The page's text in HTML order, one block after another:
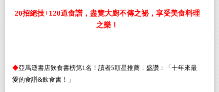
20招絕技+120道食譜，盡覽大廚不傳之祕，享受美食料理
之樂！
◆亞馬遜書店飲食書榜第1名！讀者5顆星推薦，盛讚：「十年來最
愛的食譜&飲食書！」